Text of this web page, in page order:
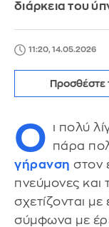
διάρκεια του
11:20, 14.05.2026
Προσθέστε
Ο ι πολύ
πάρα
γήρανση στον
πνεύμονες και
σχετίζονται
σύμφωνα με